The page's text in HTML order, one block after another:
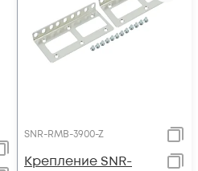
SNR-RMB-3900-Z
Крепление SNR-